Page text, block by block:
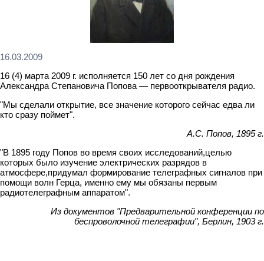
16.03.2009
16 (4) марта 2009 г. исполняется 150 лет со дня рождения
Александра Степановича Попова — первооткрывателя радио.
"Мы сделали открытие, все значение которого сейчас едва ли
кто сразу поймет".
А.С. Попов, 1895 г.
"В 1895 году Попов во время своих исследований,целью
которых было изучение электрических разрядов в
атмосфере,придумал формирование телеграфных сигналов при
помощи волн Герца, именно ему мы обязаны первым
радиотелеграфным аппаратом".
Из документов "Предварительной конференции по
беспроволочной телеграфии", Берлин, 1903 г.